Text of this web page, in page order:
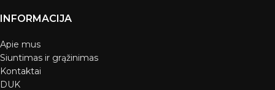
INFORMACIJA
Apie mus
Siuntimas ir grąžinimas
Kontaktai
DUK